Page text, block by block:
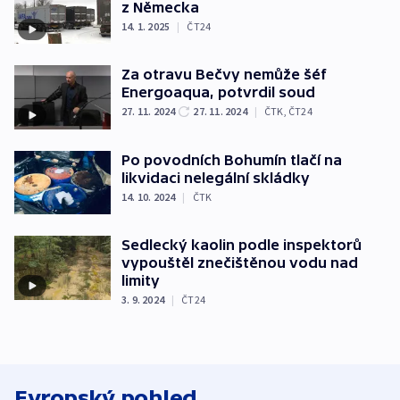
z Německa
14. 1. 2025 | ČT24
Za otravu Bečvy nemůže šéf
Energoaqua, potvrdil soud
27. 11. 2024 27. 11. 2024 | ČTK, ČT24
Po povodních Bohumín tlačí na
likvidaci nelegální skládky
14. 10. 2024 | ČTK
Sedlecký kaolin podle inspektorů
vypouštěl znečištěnou vodu nad
limity
3. 9. 2024 | ČT24